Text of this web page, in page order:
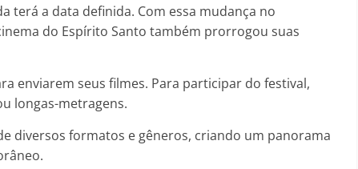
terá a data definida. Com essa mudança no
do Espírito Santo também prorrogou suas
enviarem seus filmes. Para participar do festival,
longas-metragens.
diversos formatos e gêneros, criando um panorama